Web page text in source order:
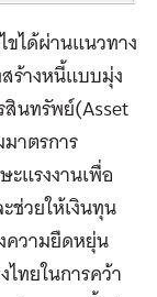
ได้ผ่านแนวทาง
ร้างหนี้แบบมุ่ง
สินทรัพย์(Asset
าตรการ
แรงงานเพื่อ
ช่วยให้เงินทุน
ความยืดหยุ่น
ทยในการคว้า